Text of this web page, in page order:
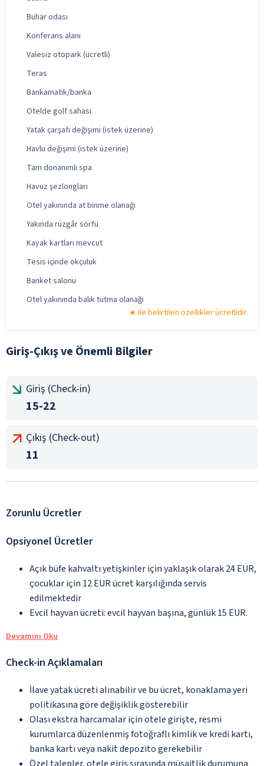
Buhar odası
Konferans alanı
Valesiz otopark (ücretli)
Teras
Bankamatik/banka
Otelde golf sahası
Yatak çarşafı değişimi (istek üzerine)
Havlu değişimi (istek üzerine)
Tam donanımlı spa
Havuz şezlongları
Otel yakınında at binme olanağı
Yakında rüzgâr sörfü
Kayak kartları mevcut
Tesis içinde okçuluk
Banket salonu
Otel yakınında balık tutma olanağı
ile belirtilen özellikler ücretlidir.
Giriş-Çıkış ve Önemli Bilgiler
Giriş (Check-in)
15-22
Çıkış (Check-out)
11
Zorunlu Ücretler
Opsiyonel Ücretler
Açık büfe kahvaltı yetişkinler için yaklaşık olarak 24 EUR,
çocuklar için 12 EUR ücret karşılığında servis
edilmektedir
Evcil hayvan ücreti: evcil hayvan başına, günlük 15 EUR.
Devamını Oku
Check-in Açıklamaları
İlave yatak ücreti alınabilir ve bu ücret, konaklama yeri
politikasına göre değişiklik gösterebilir
Olası ekstra harcamalar için otele girişte, resmi
kurumlarca düzenlenmiş fotoğraflı kimlik ve kredi kartı,
banka kartı veya nakit depozito gerekebilir
Özel talepler, otele giriş sırasında müsaitlik durumuna